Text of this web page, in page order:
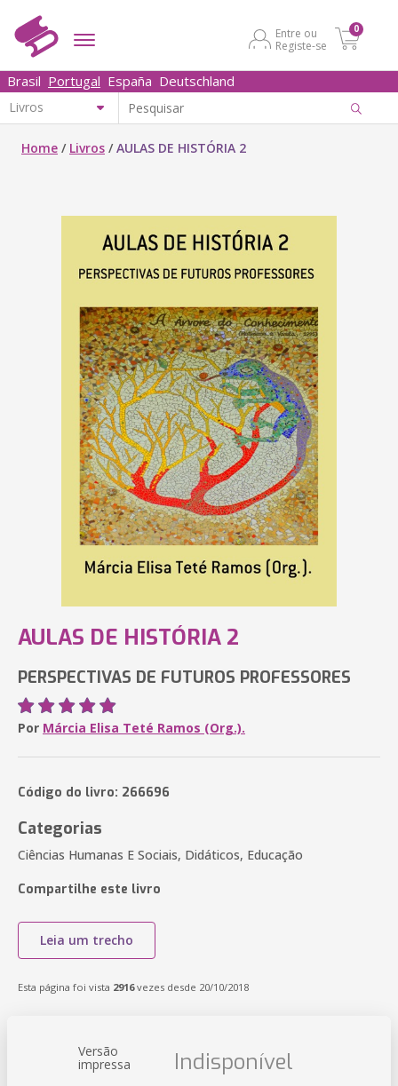
Entre ou
Registe-se
0
Brasil Portugal España Deutschland
Home / Livros /AULAS DE HISTÓRIA 2
AULAS DE HISTÓRIA 2
PERSPECTIVAS DE FUTUROS PROFESSORES
Por Márcia Elisa Teté Ramos (Org.).
Código do livro: 266696
Categorias
Ciências Humanas E Sociais, Didáticos, Educação
Compartilhe este livro
Leia um trecho
Esta página foi vista 2916vezes desde 20/10/2018
Versão
impressa Indisponível